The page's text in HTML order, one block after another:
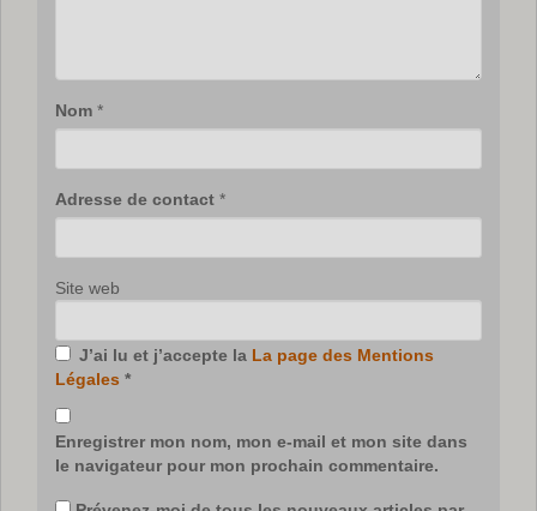
Nom *
Adresse de contact *
Site web
J’ai lu et j’accepte la La page des Mentions
Légales *
Enregistrer mon nom, mon e-mail et mon site dans
le navigateur pour mon prochain commentaire.